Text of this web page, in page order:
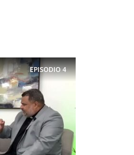
EPISODIO4